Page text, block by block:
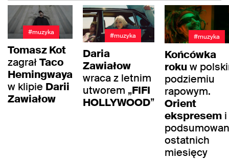
#muzyka
Tomasz Kot
zagrałTaco
Hemingwaya
w klipie Darii
Zawiałow
#muzyka
Daria
Zawiałow
wraca z letnim
utworem „FIFI
HOLLYWOOD”
#muzyka
Końcówka
rokuw
podziemiu
rapowym.
Orient
ekspresem i
ostatnich
miesięcy